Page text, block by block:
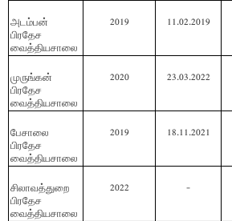
அடம்பன்
பிரதேச
வைத்தியசாலை
2019 11.02.2019
முருங்கன்
பிரதேச
வைத்தியசாலை
2020 23.03.2022
பேசாலை
பிரதேச
வைத்தியசாலை
2019 18.11.2021
சிலாவத்துறை
பிரதேச
வைத்தியசாலை
2022 -